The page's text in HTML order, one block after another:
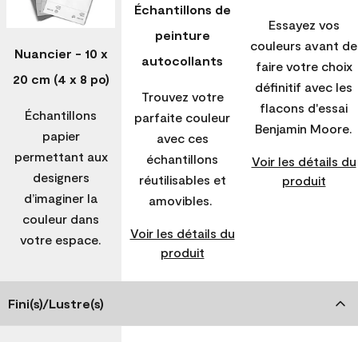
Nuancier - 10 x
20 cm (4 x 8 po)
Échantillons
papier
permettant aux
designers
d’imaginer la
couleur dans
votre espace.
Échantillons de
peinture
autocollants
Trouvez votre
parfaite couleur
avec ces
échantillons
réutilisables et
amovibles.
Voir les détails du
produit
Essayez vos
couleurs avant de
faire votre choix
définitif avec les
flacons d'essai
Benjamin Moore.
Voir les détails du
produit
Fini(s)/Lustre(s)